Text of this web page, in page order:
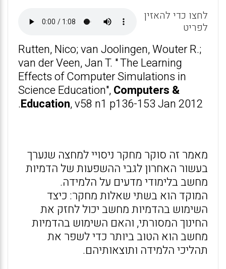
A
p
p
o
o
k
לחצו כדי להאזין
לפריט
Rutten, Nico; van Joolingen, Wouter R.;
van der Veen, Jan T. " The Learning
Effects of Computer Simulations in
Science Education",Computers &
Education, v58 n1 p136-153 Jan 2012.
מאמר זה סוקר מחקר ניסויי למחצה שנערך
בעשור האחרון לגבי ההשפעות של הדמיות
מחשב בלימודי מדעים על הלמידה.
המוקד הוא בשתי שאלות מחקר: כיצד
השימוש בהדמיות מחשב יכול לחזק את
החינוך המסורתי, והאם השימוש בהדמיות
מחשב הוא הטוב ביותר כדי לשפר את
תהליכי הלמידה ותוצאותיהם.